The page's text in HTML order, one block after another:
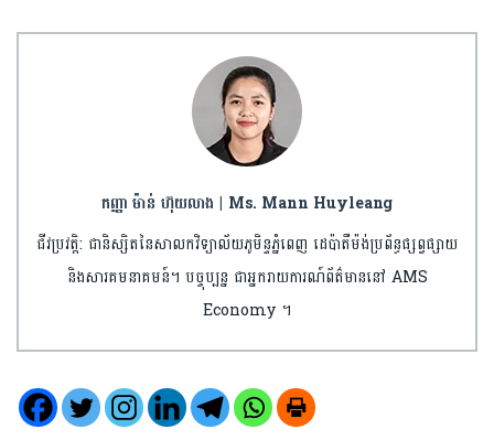
កញ្ញា ម៉ាន់ ហ៊ុយលាង | Ms. Mann Huyleang
ជីវប្រវត្តិ: ជានិស្សិតនៃសាលកវិទ្យាល័យភូមិន្ទភ្នំពេញ ដេប៉ាតឺម៉ង់ប្រព័ន្ធផ្សព្វផ្សាយ
និងសារគមនាគមន៍។ បច្ចុប្បន្ន ជាអ្នករាយការណ៍ព័ត៌មាននៅ AMS
Economy ។